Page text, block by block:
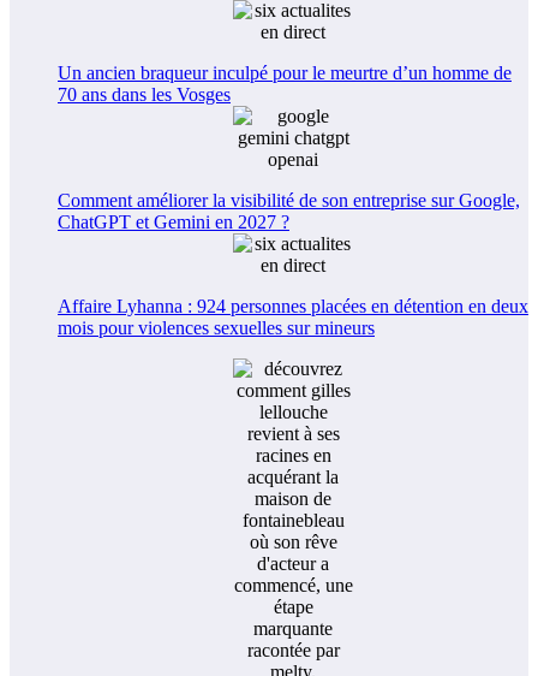
Un ancien braqueur inculpé pour le meurtre d’un homme de
70 ans dans les Vosges
Comment améliorer la visibilité de son entreprise sur Google,
ChatGPT et Gemini en 2027 ?
Affaire Lyhanna : 924 personnes placées en détention en deux
mois pour violences sexuelles sur mineurs